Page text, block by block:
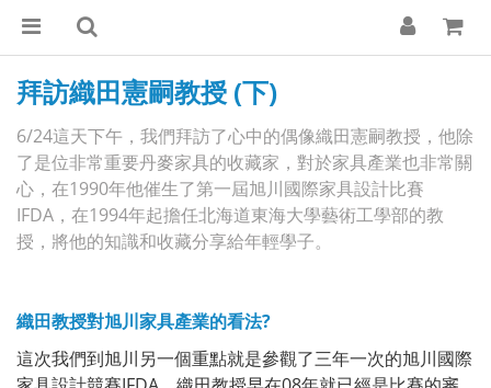
拜訪織田憲嗣教授 (下)
6/24這天下午，我們拜訪了心中的偶像織田憲嗣教授，他除
了是位非常重要丹麥家具的收藏家，對於家具產業也非常關
心，在1990年他催生了第一屆旭川國際家具設計比賽
IFDA，在1994年起擔任北海道東海大學藝術工學部的教
授，將他的知識和收藏分享給年輕學子。
織田教授對旭川家具產業的看法?
這次我們到旭川另一個重點就是參觀了三年一次的旭川國際